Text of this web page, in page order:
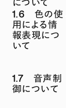
について
1.6 色の使
用による情
報表現につ
いて
1.7 音声制
御について